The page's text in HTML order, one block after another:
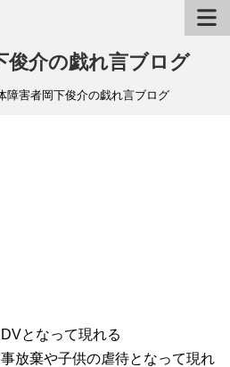
俊介の戯れ言ブログ
障害者岡下俊介の戯れ言ブログ
となって現れる
放棄や子供の虐待となって現れ